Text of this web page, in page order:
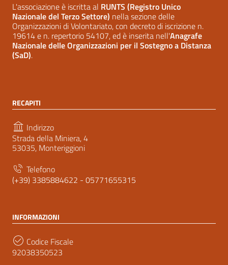
L'associazione è iscritta al RUNTS (Registro Unico
Nazionale del Terzo Settore) nella sezione delle
Organizzazioni di Volontariato, con decreto di iscrizione n.
19614 e n. repertorio 54107, ed è inserita nell'Anagrafe
Nazionale delle Organizzazioni per il Sostegno a Distanza
(SaD).
RECAPITI
Indirizzo
Strada della Miniera, 4
53035, Monteriggioni
Telefono
(+39) 3385884622 - 05771655315
INFORMAZIONI
Codice Fiscale
92038350523